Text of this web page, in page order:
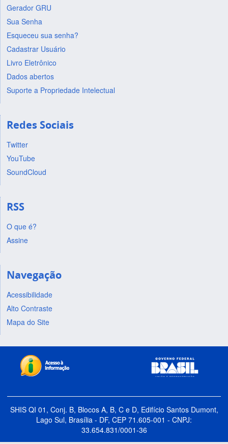
Gerador GRU
Sua Senha
Esqueceu sua senha?
Cadastrar Usuário
Livro Eletrônico
Dados abertos
Suporte a Propriedade Intelectual
Redes Sociais
Twitter
YouTube
SoundCloud
RSS
O que é?
Assine
Navegação
Acessibilidade
Alto Contraste
Mapa do Site
SHIS QI 01, Conj. B, Blocos A, B, C e D, Edifício Santos Dumont,
Lago Sul, Brasília - DF, CEP 71.605-001 - CNPJ:
33.654.831/0001-36